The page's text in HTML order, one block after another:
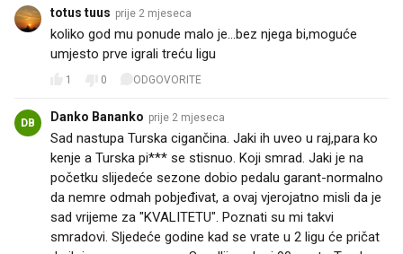
totus tuus prije 2 mjeseca
koliko god mu ponude malo je...bez njega bi,moguće
umjesto prve igrali treću ligu
1 0 ODGOVORITE
DB Danko Bananko prije 2 mjeseca
Sad nastupa Turska cigančina. Jaki ih uveo u raj,para ko
kenje a Turska pi*** se stisnuo. Koji smrad. Jaki je na
početku slijedeće sezone dobio pedalu garant-normalno
da nemre odmah pobjeđivat, a ovaj vjerojatno misli da je
sad vrijeme za "KVALITETU". Poznati su mi takvi
smradovi. Sljedeće godine kad se vrate u 2 ligu će pričat